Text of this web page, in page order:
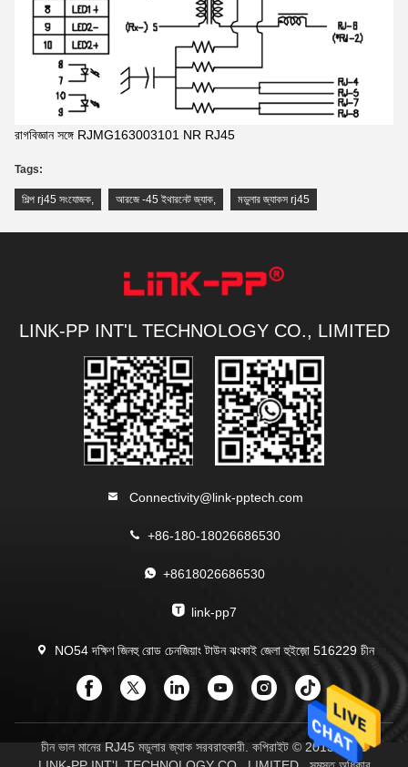
রাগবিজ্ঞান সঙ্গে RJMG163003101 NR RJ45
Tags:
শিল্প rj45 সংযোজক, আরজে -45 ইথারনেট জ্যাক, মডুলার জ্যাকস rj45
LINK-PP INT'L TECHNOLOGY CO., LIMITED
Connectivity@link-pptech.com
+86-180-18026686530
+8618026686530
link-pp7
NO54 দক্ষিণ জিনহু রোড চেনজিয়াং টাউন ঝংকাই জেলা হুইজ়ো 516229 চীন
চীন ভাল মানের RJ45 মডুলার জ্যাক সরবরাহকারী. কপিরাইট © 2013-2026